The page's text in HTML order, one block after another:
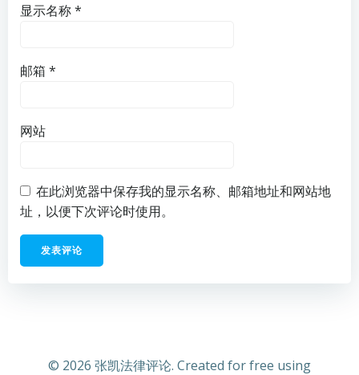
显示名称*
邮箱 *
网站
在此浏览器中保存我的显示名称、邮箱地址和网站地
址，以便下次评论时使用。
© 2026 张凯法律评论. Created for free using